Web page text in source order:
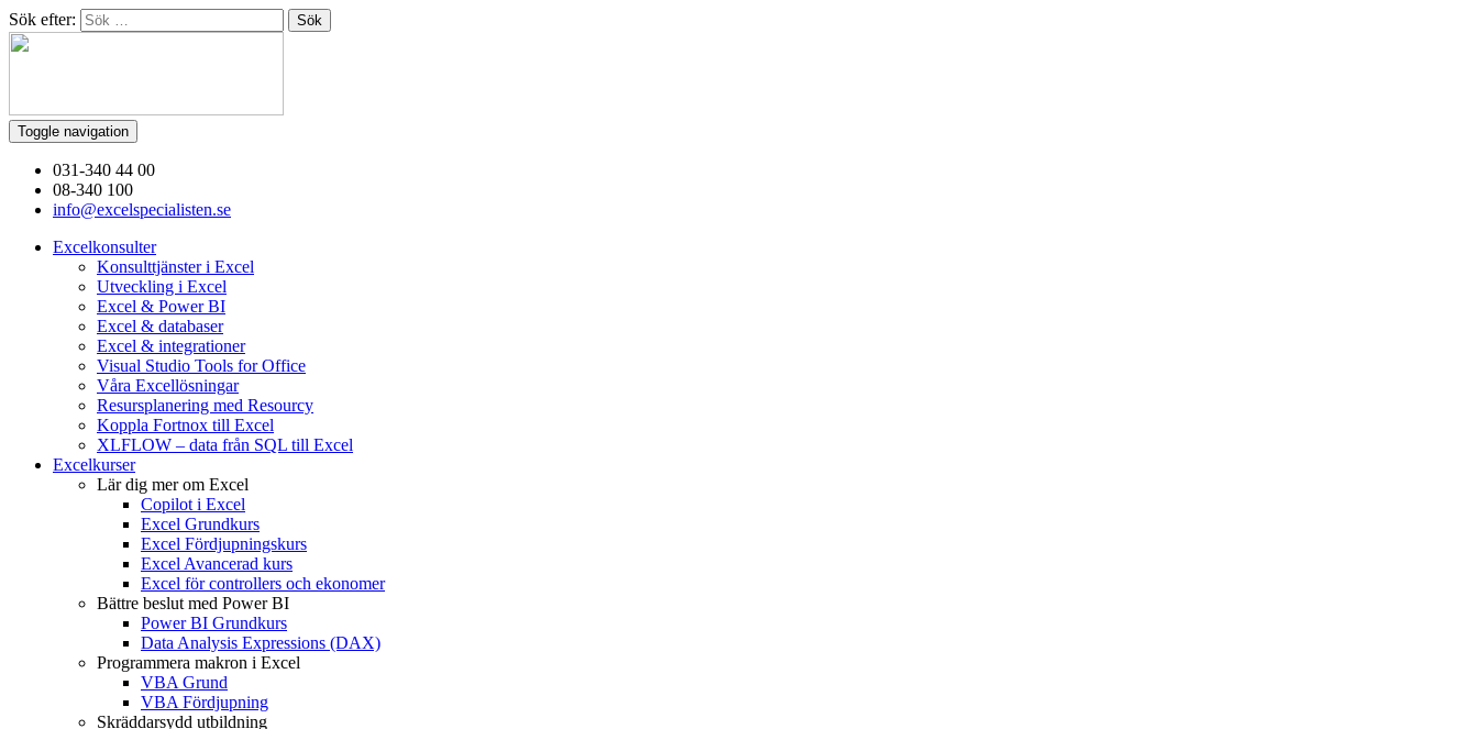
Sök efter:
Toggle navigation
031-340 44 00
08-340 100
info@excelspecialisten.se
Excelkonsulter
Konsulttjänster i Excel
Utveckling i Excel
Excel & Power BI
Excel & databaser
Excel & integrationer
Visual Studio Tools for Office
Våra Excellösningar
Resursplanering med Resourcy
Koppla Fortnox till Excel
XLFLOW – data från SQL till Excel
Excelkurser
Lär dig mer om Excel
Copilot i Excel
Excel Grundkurs
Excel Fördjupningskurs
Excel Avancerad kurs
Excel för controllers och ekonomer
Bättre beslut med Power BI
Power BI Grundkurs
Data Analysis Expressions (DAX)
Programmera makron i Excel
VBA Grund
VBA Fördjupning
Skräddarsydd utbildning